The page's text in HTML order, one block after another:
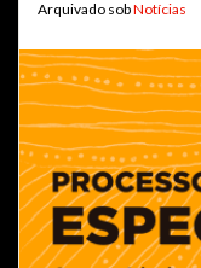
Arquivado sobNotícias